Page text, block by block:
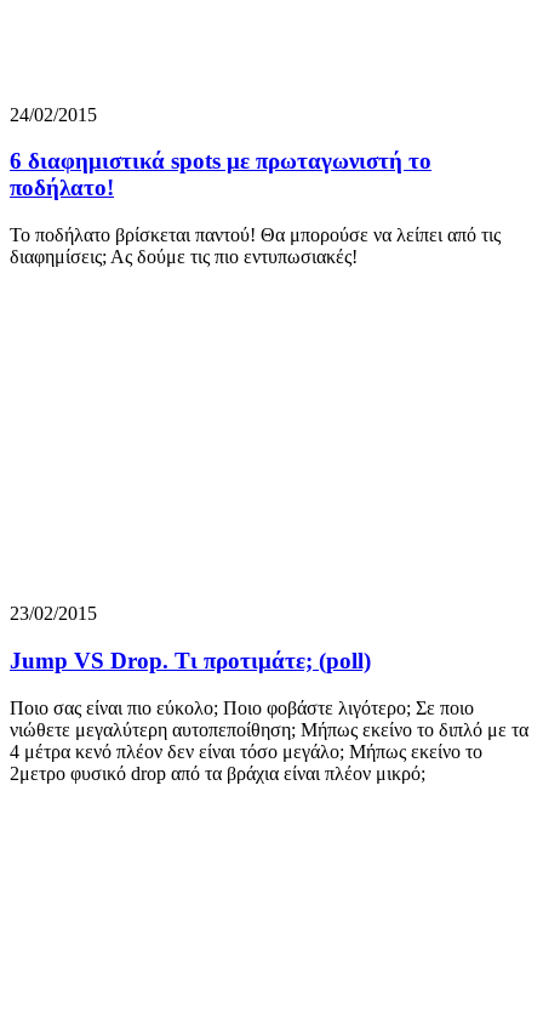
24/02/2015
6 διαφημιστικά spots με πρωταγωνιστή το
ποδήλατο!
Το ποδήλατο βρίσκεται παντού! Θα μπορούσε να λείπει από τις
διαφημίσεις; Ας δούμε τις πιο εντυπωσιακές!
23/02/2015
Jump VS Drop. Τι προτιμάτε; (poll)
Ποιο σας είναι πιο εύκολο; Ποιο φοβάστε λιγότερο; Σε ποιο
νιώθετε μεγαλύτερη αυτοπεποίθηση; Μήπως εκείνο το διπλό με τα
4 μέτρα κενό πλέον δεν είναι τόσο μεγάλο; Μήπως εκείνο το
2μετρο φυσικό drop από τα βράχια είναι πλέον μικρό;